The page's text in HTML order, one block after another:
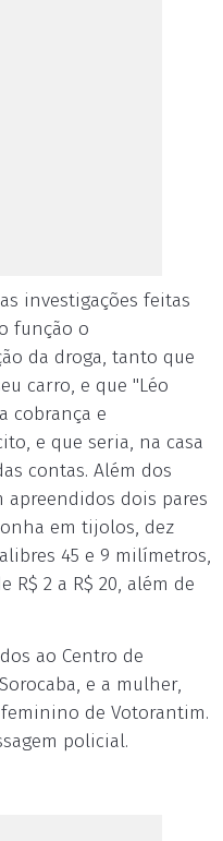
investigações feitas
função o
da droga, tanto que
carro, e que "Léo
cobrança e
e que seria, na casa
contas. Além dos
dois pares
em tijolos, dez
45 e 9 milímetros,
R$ 2 a R$ 20, além de
ao Centro de
e a mulher,
de Votorantim.
policial.